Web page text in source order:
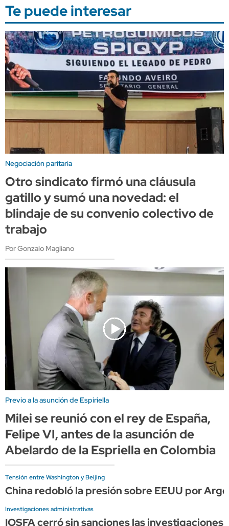
Te puede interesar
Negociación paritaria
Otro sindicato firmó una cláusula
gatillo y sumó una novedad: el
blindaje de su convenio colectivo de
trabajo
Por Gonzalo Magliano
Previo a la asunción de Espiriella
Milei se reunió con el rey de España,
Felipe VI, antes de la asunción de
Abelardo de la Espriella en Colombia
Tensión entre Washington y Beijing
China redobló la presión sobre EEUU por
Investigaciones administrativas
IOSFA cerró sin sanciones las